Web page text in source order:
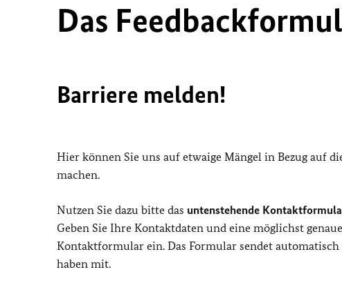
Das
Barriere melden!
Hier können Sie uns auf etwaige Mängel in Bezug auf
machen.
Nutzen Sie dazu bitte das untenstehende
Geben Sie Ihre Kontaktdaten und eine möglichst
Kontaktformular ein. Das Formular sendet automatisch
haben mit.